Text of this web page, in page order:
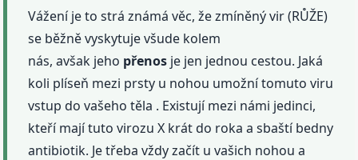
Vážení je to strá známá věc, že zmíněný vir (RŮŽE)
se běžně vyskytuje všude kolem
nás, avšak jeho přenos je jen jednou cestou. Jaká
koli plíseň mezi prsty u nohou umožní tomuto viru
vstup do vašeho těla . Existují mezi námi jedinci,
kteří mají tuto virozu X krát do roka a sbaští bedny
antibiotik. Je třeba vždy začít u vašich nohou a